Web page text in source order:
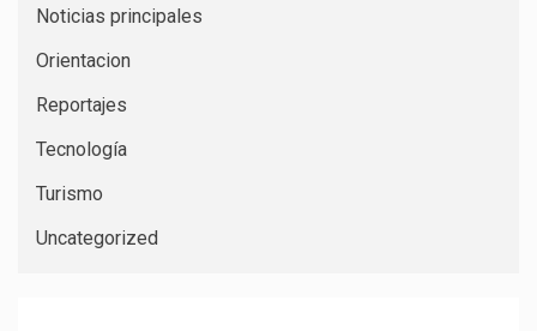
Noticias principales
Orientacion
Reportajes
Tecnología
Turismo
Uncategorized